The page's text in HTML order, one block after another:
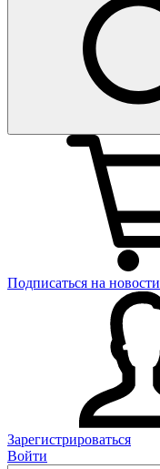
Подписаться на новости
Зарегистрироваться
Войти